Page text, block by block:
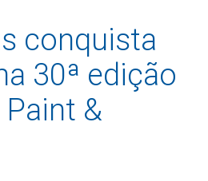
conquista
30ª edição
&